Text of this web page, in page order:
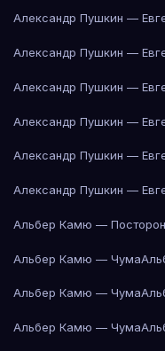
Александр Пушкин —
Александр Пушкин —
Александр Пушкин —
Александр Пушкин —
Александр Пушкин —
Александр Пушкин —
Альбер Камю —
Альбер Камю — Чума
Альбер Камю — Чума
Альбер Камю — Чума